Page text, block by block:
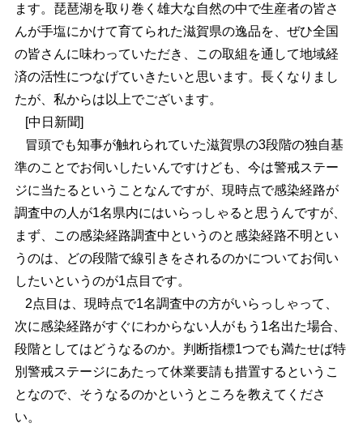
ます。琵琶湖を取り巻く雄大な自然の中で生産者の皆さ
んが手塩にかけて育てられた滋賀県の逸品を、ぜひ全国
の皆さんに味わっていただき、この取組を通して地域経
済の活性につなげていきたいと思います。長くなりまし
たが、私からは以上でございます。
[中日新聞]
冒頭でも知事が触れられていた滋賀県の3段階の独自基
準のことでお伺いしたいんですけども、今は警戒ステー
ジに当たるということなんですが、現時点で感染経路が
調査中の人が1名県内にはいらっしゃると思うんですが、
まず、この感染経路調査中というのと感染経路不明とい
うのは、どの段階で線引きをされるのかについてお伺い
したいというのが1点目です。
2点目は、現時点で1名調査中の方がいらっしゃって、
次に感染経路がすぐにわからない人がもう1名出た場合、
段階としてはどうなるのか。判断指標1つでも満たせば特
別警戒ステージにあたって休業要請も措置するというこ
となので、そうなるのかというところを教えてくださ
い。